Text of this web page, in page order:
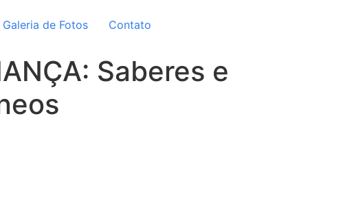
Galeria de Fotos Contato
Saberes e